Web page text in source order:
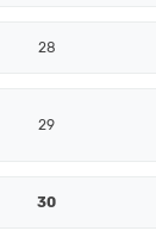
28
29
30